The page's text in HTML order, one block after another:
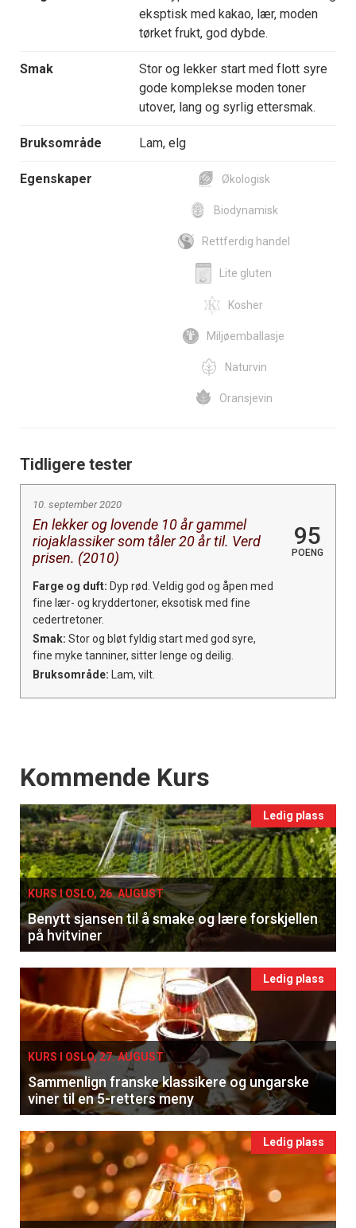
eksptisk med kakao, lær, moden
tørket frukt, god dybde.
Smak
Stor og lekker start med flott syre
gode komplekse moden toner
utover, lang og syrlig ettersmak.
Bruksområde Lam, elg
Egenskaper Økologisk
Biodynamisk
Rettferdig handel
Lite gluten
Kosher
Miljøemballasje
Naturvin
Oransjevin
Tidligere tester
10. september 2020
En lekker og lovende 10 år gammel
riojaklassiker som tåler 20 år til. Verd
prisen. (2010)
95
POENG
Farge og duft: Dyp rød. Veldig god og åpen med
fine lær- og kryddertoner, eksotisk med fine
cedertretoner.
Smak: Stor og bløt fyldig start med god syre,
fine myke tanniner, sitter lenge og deilig.
Bruksområde: Lam, vilt.
Events
Kommende Kurs
Ledig plass
KURS I OSLO, 26. AUGUST
Benytt sjansen til å smake og lære forskjellen
på hvitviner
Ledig plass
KURS I OSLO, 27. AUGUST
Sammenlign franske klassikere og ungarske
viner til en 5-retters meny
Ledig plass